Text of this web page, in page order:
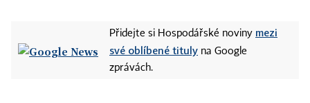
Přidejte si Hospodářské noviny mezi
své oblíbené tituly na Google
zprávách.